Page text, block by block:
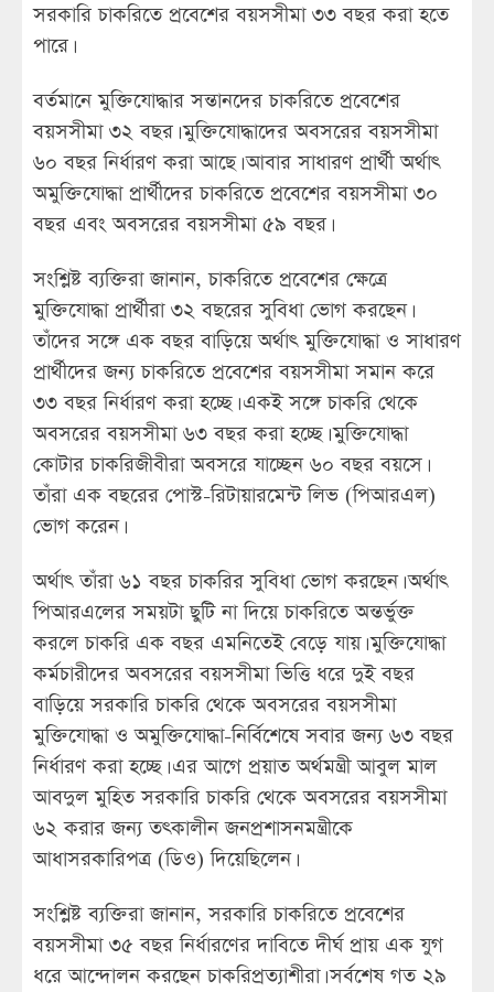
সরকারি চাকরিতে প্রবেশের বয়সসীমা ৩৩ বছর করা হতে
পারে।
বর্তমানে মুক্তিযোদ্ধার সন্তানদের চাকরিতে প্রবেশের
বয়সসীমা ৩২ বছর। মুক্তিযোদ্ধাদের অবসরের বয়সসীমা
৬০ বছর নির্ধারণ করা আছে। আবার সাধারণ প্রার্থী অর্থাৎ
অমুক্তিযোদ্ধা প্রার্থীদের চাকরিতে প্রবেশের বয়সসীমা ৩০
বছর এবং অবসরের বয়সসীমা ৫৯ বছর।
সংশ্লিষ্ট ব্যক্তিরা জানান, চাকরিতে প্রবেশের ক্ষেত্রে
মুক্তিযোদ্ধা প্রার্থীরা ৩২ বছরের সুবিধা ভোগ করছেন।
তাঁদের সঙ্গে এক বছর বাড়িয়ে অর্থাৎ মুক্তিযোদ্ধা ও সাধারণ
প্রার্থীদের জন্য চাকরিতে প্রবেশের বয়সসীমা সমান করে
৩৩ বছর নির্ধারণ করা হচ্ছে। একই সঙ্গে চাকরি থেকে
অবসরের বয়সসীমা ৬৩ বছর করা হচ্ছে। মুক্তিযোদ্ধা
কোটার চাকরিজীবীরা অবসরে যাচ্ছেন ৬০ বছর বয়সে।
তাঁরা এক বছরের পোস্ট-রিটায়ারমেন্ট লিভ (পিআরএল)
ভোগ করেন।
অর্থাৎ তাঁরা ৬১ বছর চাকরির সুবিধা ভোগ করছেন। অর্থাৎ
পিআরএলের সময়টা ছুটি না দিয়ে চাকরিতে অন্তর্ভুক্ত
করলে চাকরি এক বছর এমনিতেই বেড়ে যায়। মুক্তিযোদ্ধা
কর্মচারীদের অবসরের বয়সসীমা ভিত্তি ধরে দুই বছর
বাড়িয়ে সরকারি চাকরি থেকে অবসরের বয়সসীমা
মুক্তিযোদ্ধা ও অমুক্তিযোদ্ধা-নির্বিশেষে সবার জন্য ৬৩ বছর
নির্ধারণ করা হচ্ছে। এর আগে প্রয়াত অর্থমন্ত্রী আবুল মাল
আবদুল মুহিত সরকারি চাকরি থেকে অবসরের বয়সসীমা
৬২ করার জন্য তৎকালীন জনপ্রশাসনমন্ত্রীকে
আধাসরকারিপত্র (ডিও) দিয়েছিলেন।
সংশ্লিষ্ট ব্যক্তিরা জানান, সরকারি চাকরিতে প্রবেশের
বয়সসীমা ৩৫ বছর নির্ধারণের দাবিতে দীর্ঘ প্রায় এক যুগ
ধরে আন্দোলন করছেন চাকরিপ্রত্যাশীরা। সর্বশেষ গত ২৯